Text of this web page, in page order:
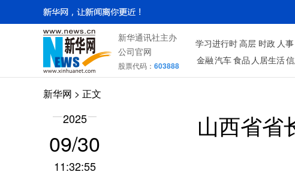
新华通讯社主办
公司官网
股票代码： 603888
学习进行时高层 时政 人事
金融汽车食品 人居生活
新华网 > 正文
2025
09/30
11:32:55
山西省省